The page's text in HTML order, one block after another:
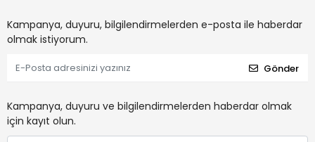
Kampanya, duyuru, bilgilendirmelerden e-posta ile haberdar
olmak istiyorum.
Gönder
Kampanya, duyuru ve bilgilendirmelerden haberdar olmak
için kayıt olun.